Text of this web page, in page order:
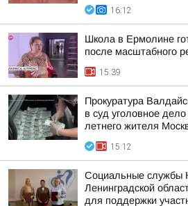
16:12
Школа в Ермолине
после масштабного
15:39
Прокуратура
в суд уголовное
летнего жителя
15:12
Социальные службы
Ленинградской
для поддержки